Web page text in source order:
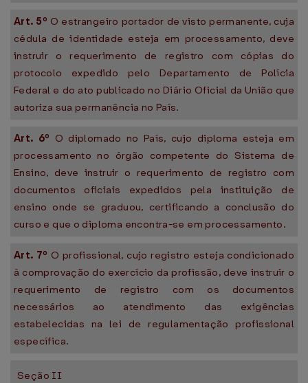
Art. 5º O estrangeiro portador de visto permanente, cuja
cédula de identidade esteja em processamento, deve
instruir o requerimento de registro com cópias do
protocolo expedido pelo Departamento de Polícia
Federal e do ato publicado no Diário Oficial da União que
autoriza sua permanência no País.
Art. 6º O diplomado no País, cujo diploma esteja em
processamento no órgão competente do Sistema de
Ensino, deve instruir o requerimento de registro com
documentos oficiais expedidos pela instituição de
ensino onde se graduou, certificando a conclusão do
curso e que o diploma encontra-se em processamento.
Art. 7º O profissional, cujo registro esteja condicionado
à comprovação do exercício da profissão, deve instruir o
requerimento de registro com os documentos
necessários ao atendimento das exigências
estabelecidas na lei de regulamentação profissional
específica.
Seção II